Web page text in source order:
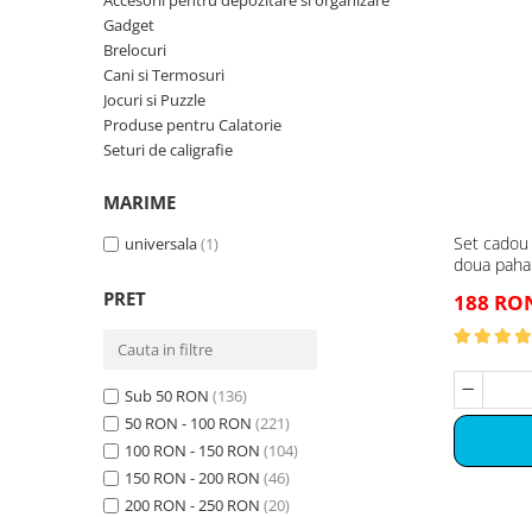
Cadouri Fete
Pentru Copilul din tine
Cadouri Haioase
Cadouri de Casa Noua
Cadouri pentru Nasi
Cadouri pentru Bunici
Cadouri pentru Prieteni
Cadouri Nunta si Cununie civila
Cadouri Zodia Pesti
Cani si Termosuri
Jocuri si Puzzle
Produse pentru Calatorie
Seturi de caligrafie
Cadouri Sfantul Andrei
Cadouri Sfantul Alexandru
Cadouri Sfanta Ana
Cadouri Constantin si Elena
Cadouri Sfanta Maria
Cadouri Sfintii Mihail si Gavriil
Gadget
Brelocuri
Cani si Termosuri
Jocuri si Puzzle
Produse pentru Calatorie
Seturi de caligrafie
MARIME
universala(1)
PRET
Sub 50 RON (136)
50 RON - 100 RON (221)
100 RON - 150 RON (104)
150 RON - 200 RON (46)
200 RON - 250 RON (20)
Set
doua
188